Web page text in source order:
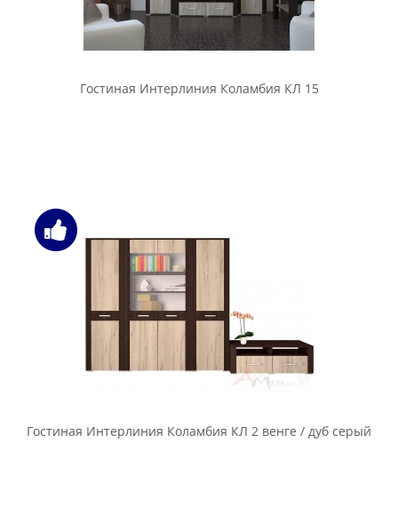
Гостиная Интерлиния Коламбия КЛ 15
Гостиная Интерлиния Коламбия КЛ 2 венге / дуб серый